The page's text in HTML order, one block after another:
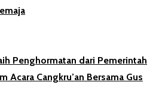
Penghormatan dari Pemerintah
Acara Cangkru’an Bersama Gus